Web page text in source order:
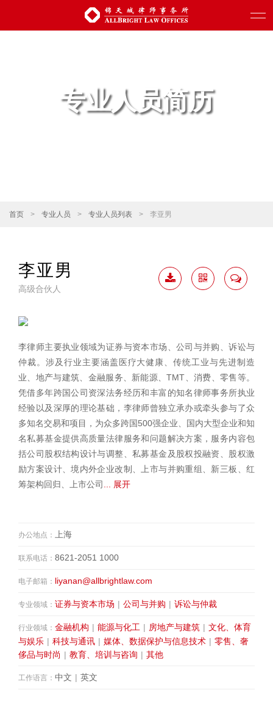
专业人员简历
首页 > 专业人员 > 专业人员列表 > 李亚男
李亚男
高级合伙人
李律师主要执业领域为证券与资本市场、公司与并购、诉讼与
仲裁。涉及行业主要涵盖医疗大健康、传统工业与先进制造
业、地产与建筑、金融服务、新能源、TMT、消费、零售等。
凭借多年跨国公司资深法务经历和丰富的知名律师事务所执业
经验以及深厚的理论基础，李律师曾独立承办或牵头参与了众
多知名交易和项目，为众多跨国500强企业、国内大型企业和知
名私募基金提供高质量法律服务和问题解决方案，服务内容包
括公司股权结构设计与调整、私募基金及股权投融资、股权激
励方案设计、境内外企业改制、上市与并购重组、新三板、红
筹架构回归、上市公司
... 展开
办公地点： 上海
联系电话： 8621-2051 1000
电子邮箱： liyanan@allbrightlaw.com
专业领域： 证券与资本市场 | 公司与并购 | 诉讼与仲裁
行业领域： 金融机构 | 能源与化工 | 房地产与建筑 | 文化、体育
与娱乐 | 科技与通讯 | 媒体、数据保护与信息技术 | 零售、奢
侈品与时尚 | 教育、培训与咨询 | 其他
工作语言： 中文 | 英文